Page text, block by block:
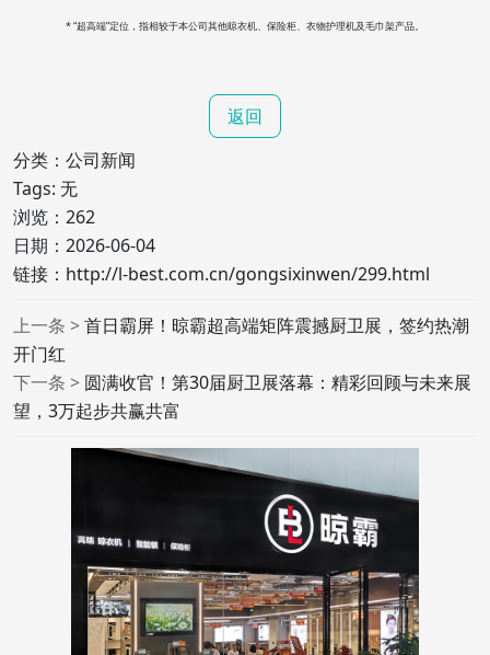
* “超高端”定位，指相较于本公司其他晾衣机、保险柜、衣物护理机及毛巾架产品。
返回
分类： 公司新闻
Tags: 无
浏览： 262
日期：2026-06-04
链接： http://l-best.com.cn/gongsixinwen/299.html
上一条 >首日霸屏！晾霸超高端矩阵震撼厨卫展，签约热潮
开门红
下一条 > 圆满收官！第30届厨卫展落幕：精彩回顾与未来展
望，3万起步共赢共富